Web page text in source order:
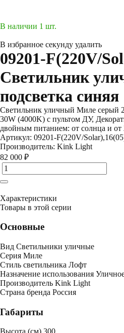
В наличии 1 шт.
В избранное секунду удалить
09201-F(220V/
Светильник
подсветка синяя
Светильник уличный Миле серый
30W (4000K) c пультом ДУ,
двойным питанием: от солнца и от
Артикул: 09201-F(220V/
Производитель: Kink Light
82 000 ₽
Характеристики
Товары в этой серии
Основные
Вид Светильники уличные
Серия Миле
Стиль светильника Лофт
Назначение использования
Производитель Kink Light
Страна бренда Россия
Габариты